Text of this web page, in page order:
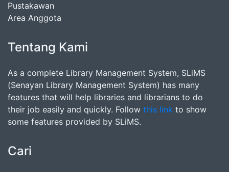
Pustakawan
Area Anggota
Tentang Kami
As a complete Library Management System, SLiMS
(Senayan Library Management System) has many
features that will help libraries and librarians to do
their job easily and quickly. Follow this link to show
some features provided by SLiMS.
Cari